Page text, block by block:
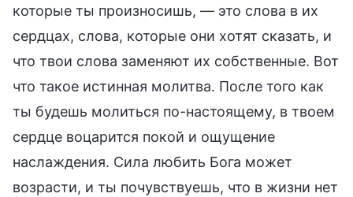
которые ты произносишь, — это слова в их
сердцах, слова, которые они хотят сказать, и
что твои слова заменяют их собственные. Вот
что такое истинная молитва. После того как
ты будешь молиться по-настоящему, в твоем
сердце воцарится покой и ощущение
наслаждения. Сила любить Бога может
возрасти, и ты почувствуешь, что в жизни нет